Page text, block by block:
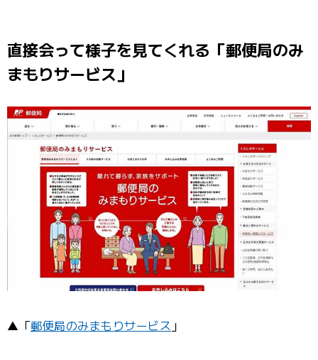
直接会って様子を見てくれる「郵便局のみ
まもりサービス」
▲「郵便局のみまもりサービス 」